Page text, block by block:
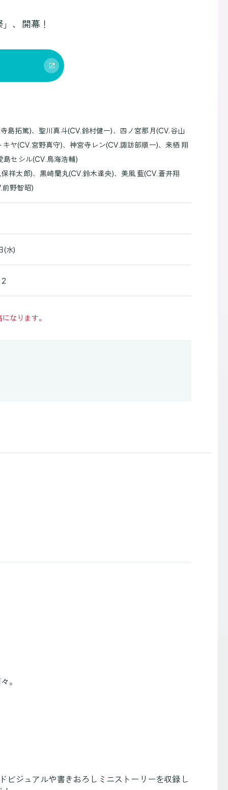
、開幕！
島拓篤)、聖川真斗(CV.鈴村健一)、四ノ宮那月(CV.谷山
ヤ(CV.宮野真守)、神宮寺レン(CV.諏訪部順一)、来栖 翔
島セシル(CV.鳥海浩輔)
祥太郎)、黒崎蘭丸(CV.鈴木達央)、美風 藍(CV.蒼井翔
前野智昭)
(水)
2
なります。
。
ビジュアルや書きおろしミニストーリーを収録し